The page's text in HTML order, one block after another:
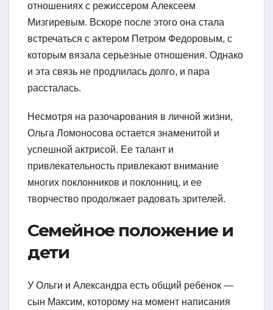
отношениях с режиссером Алексеем
Мизгиревым. Вскоре после этого она стала
встречаться с актером Петром Федоровым, с
которым вязала серьезные отношения. Однако
и эта связь не продлилась долго, и пара
рассталась.
Несмотря на разочарования в личной жизни,
Ольга Ломоносова остается знаменитой и
успешной актрисой. Ее талант и
привлекательность привлекают внимание
многих поклонников и поклонниц, и ее
творчество продолжает радовать зрителей.
Семейное положение и
дети
У Ольги и Александра есть общий ребенок —
сын Максим, которому на момент написания